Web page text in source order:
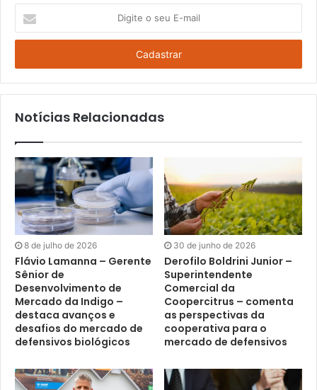
seu
mail
Notícias Relacionadas
8 de julho de 2026
Flávio Lamanna – Gerente
Sênior de
Desenvolvimento de
Mercado da Indigo –
destaca avanços e
desafios do mercado de
defensivos biológicos
30 de junho de 2026
Derofilo Boldrini Junior –
Superintendente
Comercial da
Coopercitrus – comenta
as perspectivas da
cooperativa para o
mercado de defensivos